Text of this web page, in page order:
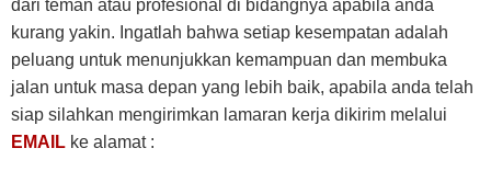
dari teman atau profesional di bidangnya apabila anda
kurang yakin. Ingatlah bahwa setiap kesempatan adalah
peluang untuk menunjukkan kemampuan dan membuka
jalan untuk masa depan yang lebih baik, apabila anda telah
siap silahkan mengirimkan lamaran kerja dikirim melalui
EMAIL ke alamat :